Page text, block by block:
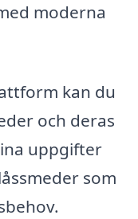
moderna
kan du
och deras
uppgifter
som